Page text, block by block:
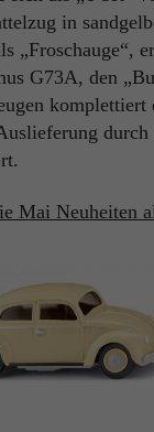
in
„Froschauge“,
G73A, den
Mai Neuheiten